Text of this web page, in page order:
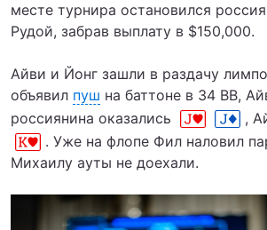
месте турнира остановился
Рудой, забрав выплату в $150,000.
Айви и Йонг зашли в раздачу
объявил пуш на баттоне в 34 BB,
россиянина оказались
,
. Уже на флопе Фил наловил
Михаилу ауты не доехали.